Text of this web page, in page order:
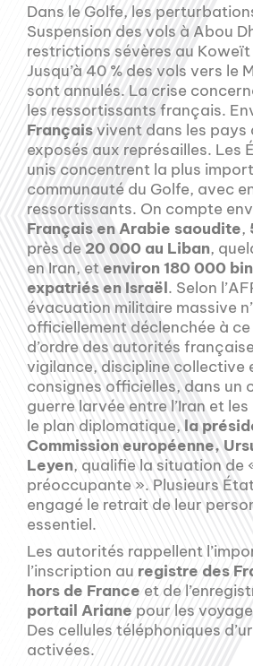
Dans le Golfe, les
Suspension des vols à Abou
restrictions sévères au
Jusqu’à 40 % des vols vers le
sont annulés. La crise
les ressortissants français.
Françaisvivent dans les pays
exposés aux représailles. Les
unis concentrent la plus
communauté du Golfe, avec
ressortissants. On compte
Français en Arabie saoudite,
près de 20 000 au Liban,
en Iran, et environ 180 000
expatriés en Israël. Selon
évacuation militaire massive
officiellement déclenchée à
d’ordre des autorités
vigilance, discipline collective
consignes officielles, dans un
guerre larvée entre l’Iran et
le plan diplomatique, la
Commission européenne,
Leyen, qualifie la situation de
préoccupante ». Plusieurs
engagé le retrait de leur
essentiel.
Les autorités rappellent
l’inscription au registre des
hors de France et de
portail Ariane pour les
Des cellules téléphoniques
activées.